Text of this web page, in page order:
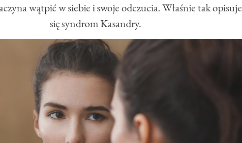
wątpić w siebie i swoje odczucia. Właśnie tak opisuje
się syndrom Kasandry.